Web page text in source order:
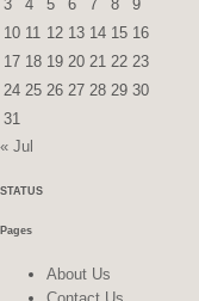
3
4 5 6 7 8
9
10 11 12 13 14 15 16
17 18 19 20 21 22 23
24 25 26 27 28 29 30
31
« Jul
STATUS
Pages
About Us